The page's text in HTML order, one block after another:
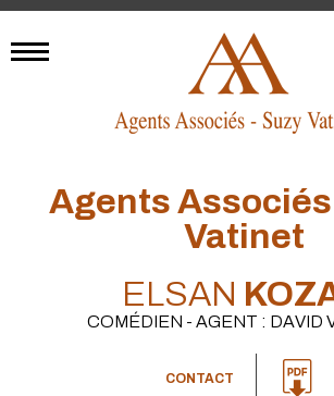
Agents Associés
Vatinet
ELSAN
COMÉDIEN - AGENT : DAVID
CONTACT